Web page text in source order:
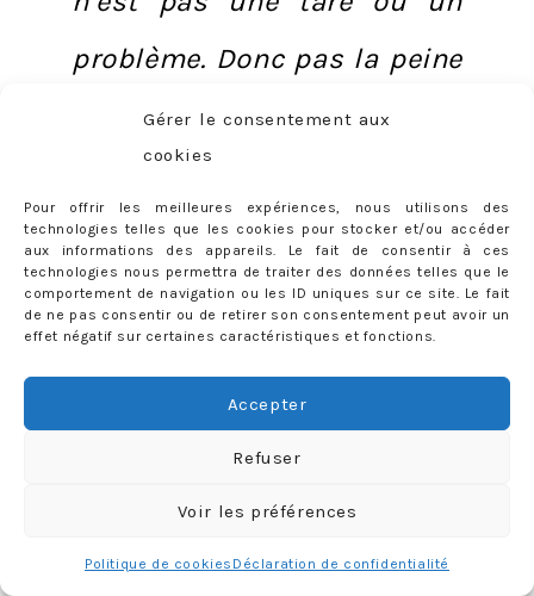
Gérer le consentement aux
cookies
Pour offrir les meilleures expériences, nous utilisons des
technologies telles que les cookies pour stocker et/ou accéder
aux informations des appareils. Le fait de consentir à ces
technologies nous permettra de traiter des données telles que le
comportement de navigation ou les ID uniques sur ce site. Le fait
de ne pas consentir ou de retirer son consentement peut avoir un
effet négatif sur certaines caractéristiques et fonctions.
Accepter
Refuser
Voir les préférences
Politique de cookies Déclaration de confidentialité
problème. Donc pas la peine
de vous demander pourquoi
« j’ai l’air timide / sauvage /
triste / distante / de
m’emmerder ».En fait, je
suis juste comme ça, et
tout va parfaitement bien,